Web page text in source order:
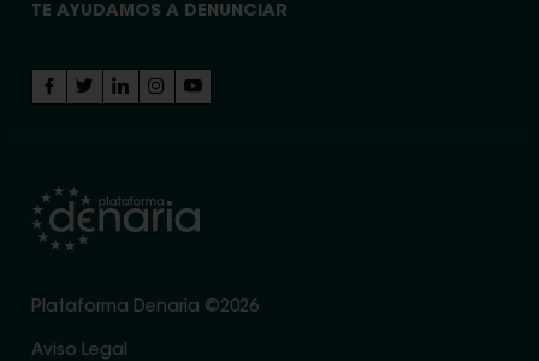
TE AYUDAMOS A DENUNCIAR
Plataforma Denaria ©2026
Aviso Legal